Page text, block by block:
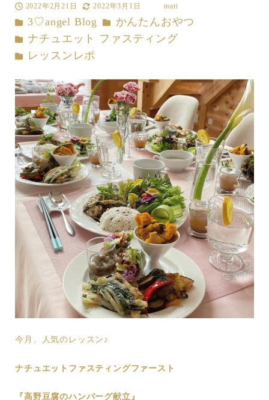
投稿日
2022年2月21日
更新日
2022年3月1日
者
mari
カテゴリー
3♡angel Blog カテゴリー
かんたんおやつ
カテゴリー
ナチュエット ファスティング
カテゴリー
レッスンレポ
今月、人気のレッスン♪
ナチュエットファスティングファースト
『高野豆腐のハンバーグ献立』